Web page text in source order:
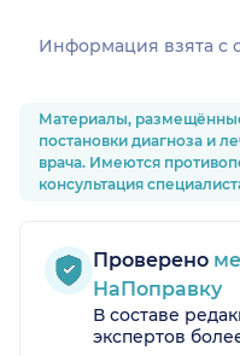
Информация взята c
Материалы,
постановки диагноза и
врача. Имеются
консультация
Проверено
НаПоправку
В составе
экспертов